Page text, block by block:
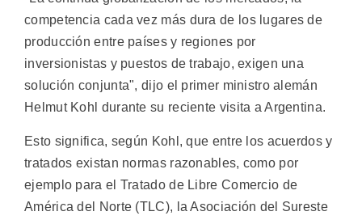
competencia cada vez más dura de los lugares de
producción entre países y regiones por
inversionistas y puestos de trabajo, exigen una
solución conjunta", dijo el primer ministro alemán
Helmut Kohl durante su reciente visita a Argentina.
Esto significa, según Kohl, que entre los acuerdos y
tratados existan normas razonables, como por
ejemplo para el Tratado de Libre Comercio de
América del Norte (TLC), la Asociación del Sureste